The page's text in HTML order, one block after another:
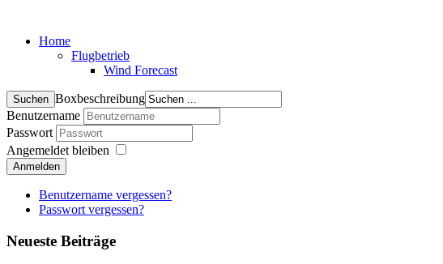
Home
Flugbetrieb
Wind Forecast
Boxbeschreibung
Benutzername
Passwort
Angemeldet bleiben
Anmelden
Benutzername vergessen?
Passwort vergessen?
Neueste Beiträge